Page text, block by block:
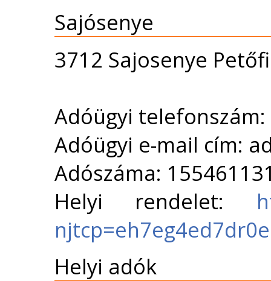
Sajósenye
3712 Sajosenye
Adóügyi
Adóügyi e-mail cím:
Adószáma:
Helyi rendelet:
Helyi adók